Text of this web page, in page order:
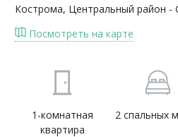
Кострома, Центральный район -
Посмотреть на карте
1-комнатная
квартира
2 спальных